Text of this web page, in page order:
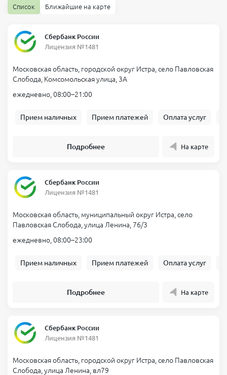
Список Ближайшие на карте
Сбербанк России
Лицензия №1481
Московская область, городской округ Истра, село Павловская
Слобода, Комсомольская улица, 3А
ежедневно, 08:00–21:00
Прием наличных Прием платежей Оплата услуг
Подробнее На карте
Сбербанк России
Лицензия №1481
Московская область, муниципальный округ Истра, село
Павловская Слобода, улица Ленина, 76/3
ежедневно, 08:00–23:00
Прием наличных Прием платежей Оплата услуг
Подробнее На карте
Сбербанк России
Лицензия №1481
Московская область, городской округ Истра, село Павловская
Слобода, улица Ленина, вл79